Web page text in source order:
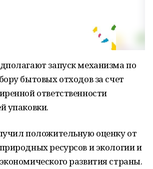
запуск механизма по
бытовых отходов за счет
ответственности
упаковки.
положительную оценку от
ресурсов и экологии и
развития страны.